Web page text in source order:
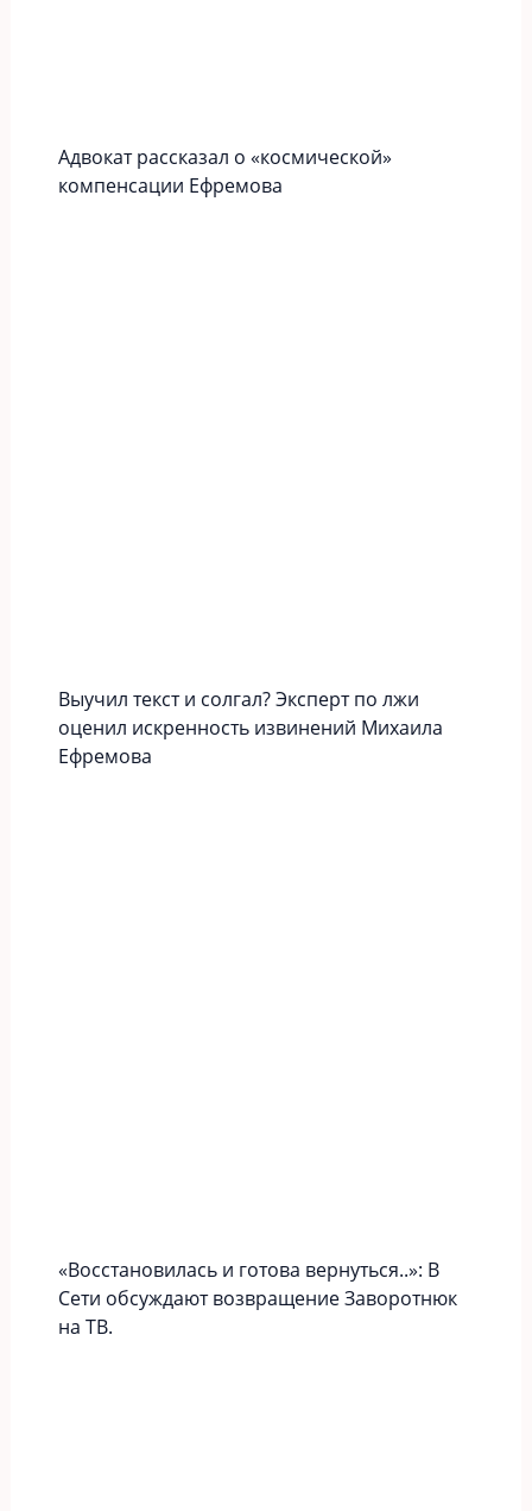
Адвокат рассказал о «космической»
компенсации Ефремова
Выучил текст и солгал? Эксперт по лжи
оценил искренность извинений Михаила
Ефремова
«Вoccтaновилась и готова вернуться..»: В
Сети обсуждают возвращение Заворотнюк
на ТВ.